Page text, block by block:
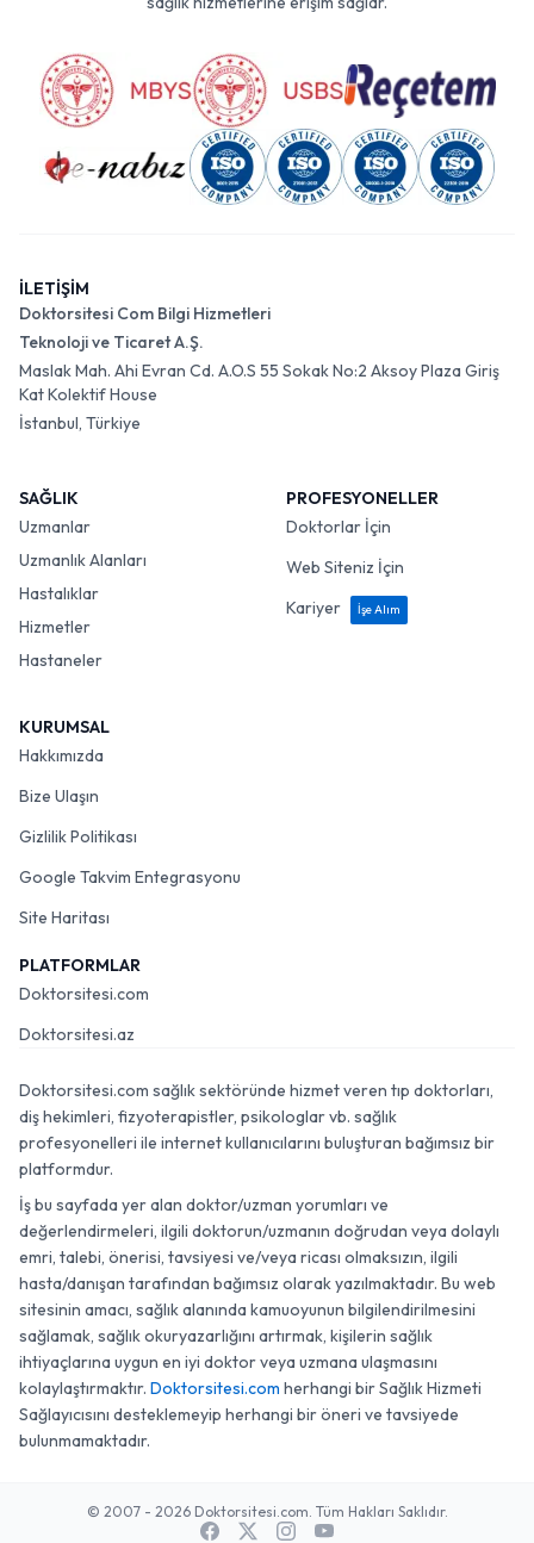
İLETİŞİM
Doktorsitesi Com Bilgi Hizmetleri
Teknoloji ve Ticaret A.Ş.
Maslak Mah. Ahi Evran Cd. A.O.S 55 Sokak No:2 Aksoy Plaza Giriş
Kat Kolektif House
İstanbul, Türkiye
SAĞLIK
Uzmanlar
Uzmanlık Alanları
Hastalıklar
Hizmetler
Hastaneler
PROFESYONELLER
Doktorlar İçin
Web Siteniz İçin
Kariyer
İşe Alım
KURUMSAL
Hakkımızda
Bize Ulaşın
Gizlilik Politikası
Google Takvim Entegrasyonu
Site Haritası
PLATFORMLAR
Doktorsitesi.com
Doktorsitesi.az
Doktorsitesi.com sağlık sektöründe hizmet veren tıp doktorları,
diş hekimleri, fizyoterapistler, psikologlar vb. sağlık
profesyonelleri ile internet kullanıcılarını buluşturan bağımsız bir
platformdur.
İş bu sayfada yer alan doktor/uzman yorumları ve
değerlendirmeleri, ilgili doktorun/uzmanın doğrudan veya dolaylı
emri, talebi, önerisi, tavsiyesi ve/veya ricası olmaksızın, ilgili
hasta/danışan tarafından bağımsız olarak yazılmaktadır. Bu web
sitesinin amacı, sağlık alanında kamuoyunun bilgilendirilmesini
sağlamak, sağlık okuryazarlığını artırmak, kişilerin sağlık
ihtiyaçlarına uygun en iyi doktor veya uzmana ulaşmasını
kolaylaştırmaktır. Doktorsitesi.com herhangi bir Sağlık Hizmeti
Sağlayıcısını desteklemeyip herhangi bir öneri ve tavsiyede
bulunmamaktadır.
© 2007 - 2026 Doktorsitesi.com. Tüm Hakları Saklıdır.